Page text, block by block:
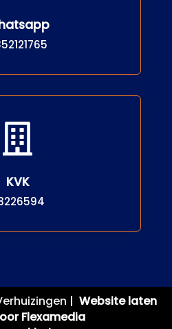

KVK
| Website laten
Flexamedia